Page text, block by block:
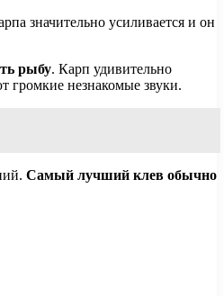
значительно усиливается и он
рыбу. Карп удивительно
громкие незнакомые звуки.
Самый лучший клев обычно